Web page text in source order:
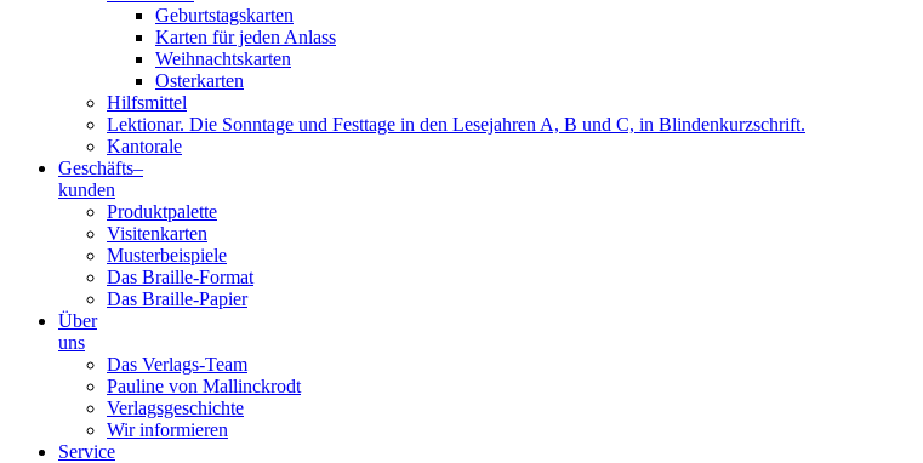
Geburtstagskarten
Karten für jeden Anlass
Weihnachtskarten
Osterkarten
Hilfsmittel
Lektionar. Die Sonntage und Festtage in den Lesejahren A, B und C, in Blindenkurzschrift.
Kantorale
Geschäfts­–
kunden
Produktpalette
Visitenkarten
Musterbeispiele
Das Braille-Format
Das Braille-Papier
Über
uns
Das Verlags-Team
Pauline von Mallinckrodt
Verlagsgeschichte
Wir informieren
Service